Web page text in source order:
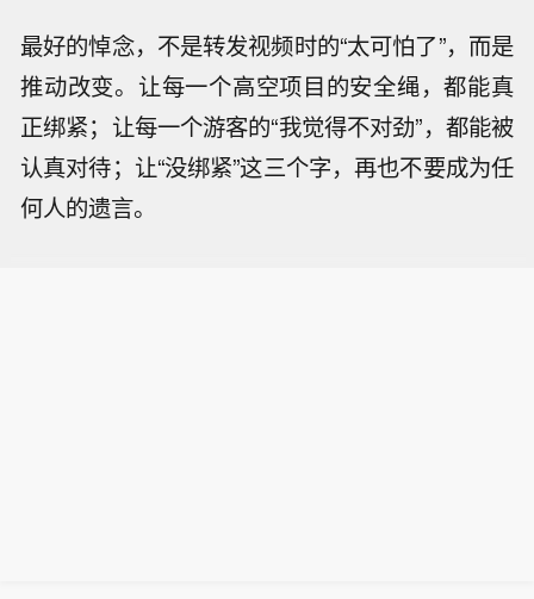
最好的悼念，不是转发视频时的“太可怕了”，而是
推动改变。让每一个高空项目的安全绳，都能真
正绑紧；让每一个游客的“我觉得不对劲”，都能被
认真对待；让“没绑紧”这三个字，再也不要成为任
何人的遗言。